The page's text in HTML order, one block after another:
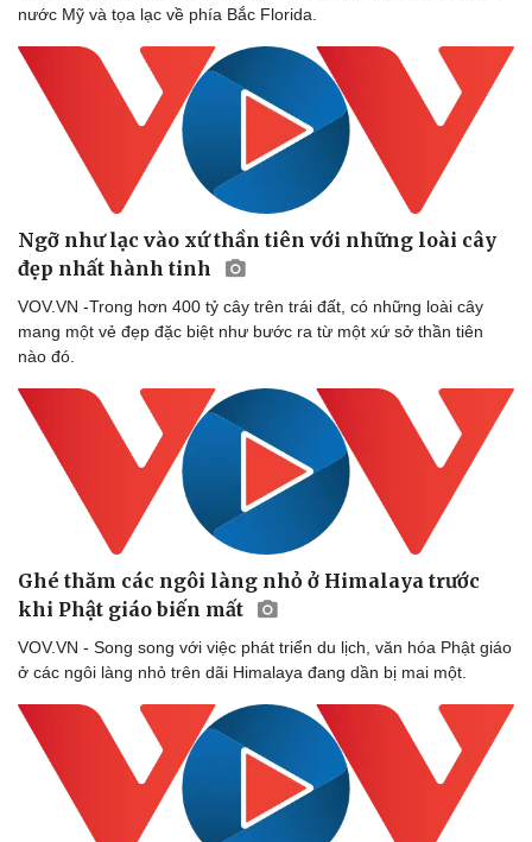
Sức khỏe
Cây thuốc
Sản phụ khoa
Nhi khoa
Nam khoa
Làm đẹp - giảm cân
Phòng mạch online
Ăn sạch sống khỏe
Blog
Tình yêu - Gia đình
nước Mỹ và tọa lạc về phía Bắc Florida.
Ngỡ như lạc vào xứ thần tiên với những loài cây
đẹp nhất hành tinh
VOV.VN -Trong hơn 400 tỷ cây trên trái đất, có những loài cây
mang một vẻ đẹp đặc biệt như bước ra từ một xứ sở thần tiên
nào đó.
Ghé thăm các ngôi làng nhỏ ở Himalaya trước
khi Phật giáo biến mất
VOV.VN - Song song với việc phát triển du lịch, văn hóa Phật giáo
ở các ngôi làng nhỏ trên dãi Himalaya đang dần bị mai một.